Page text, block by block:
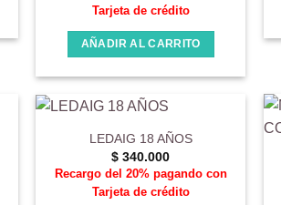
Tarjeta de crédito
AÑADIR AL CARRITO
LEDAIG 18 AÑOS
$ 340.000
Recargo del 20% pagando con
Tarjeta de crédito